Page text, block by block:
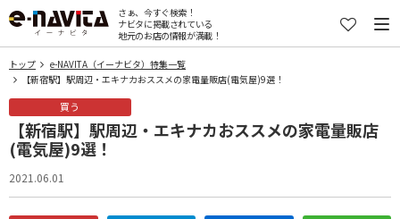
さぁ、今すぐ検索！
ナビタに掲載されている
地元のお店の情報が満載！
トップ
e-NAVITA（イーナビタ）特集一覧
【新宿駅】駅周辺・エキナカおススメの家電量販店(電気屋)9選！
買う
【新宿駅】駅周辺・エキナカおススメの家電量販店
(電気屋)9選！
2021.06.01